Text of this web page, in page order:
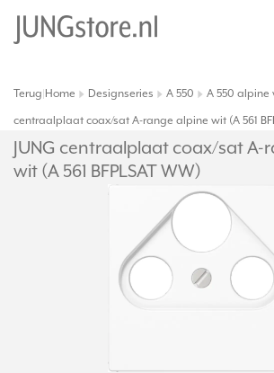
Terug Home Designseries A 550 A 550 alpine
centraalplaat coax/sat A-range alpine wit (A 561
JUNG centraalplaat coax/sat A-
wit (A 561 BFPLSAT WW)